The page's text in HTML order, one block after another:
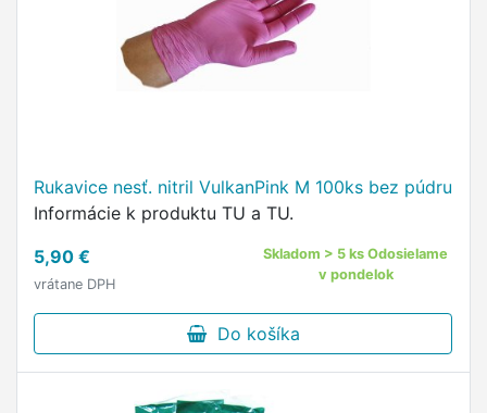
Rukavice nesť. nitril VulkanPink M 100ks bez púdru
Informácie k produktu TU a TU.
5,90 €
vrátane DPH
Skladom > 5 ks Odosielame
v pondelok
Do košíka